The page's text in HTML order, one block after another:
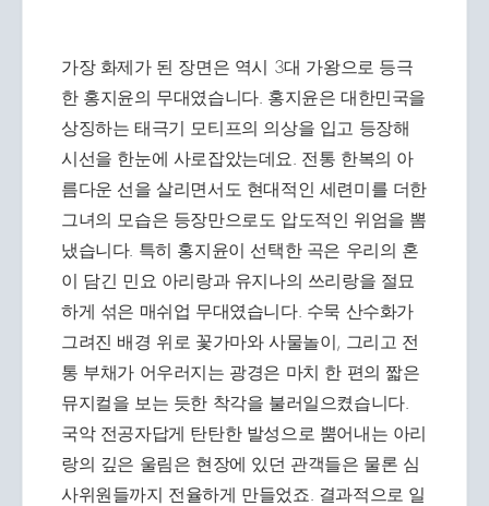
가장 화제가 된 장면은 역시 3대 가왕으로 등극
한 홍지윤의 무대였습니다. 홍지윤은 대한민국을
상징하는 태극기 모티프의 의상을 입고 등장해
시선을 한눈에 사로잡았는데요. 전통 한복의 아
름다운 선을 살리면서도 현대적인 세련미를 더한
그녀의 모습은 등장만으로도 압도적인 위엄을 뽐
냈습니다. 특히 홍지윤이 선택한 곡은 우리의 혼
이 담긴 민요 아리랑과 유지나의 쓰리랑을 절묘
하게 섞은 매쉬업 무대였습니다. 수묵 산수화가
그려진 배경 위로 꽃가마와 사물놀이, 그리고 전
통 부채가 어우러지는 광경은 마치 한 편의 짧은
뮤지컬을 보는 듯한 착각을 불러일으켰습니다.
국악 전공자답게 탄탄한 발성으로 뿜어내는 아리
랑의 깊은 울림은 현장에 있던 관객들은 물론 심
사위원들까지 전율하게 만들었죠. 결과적으로 일